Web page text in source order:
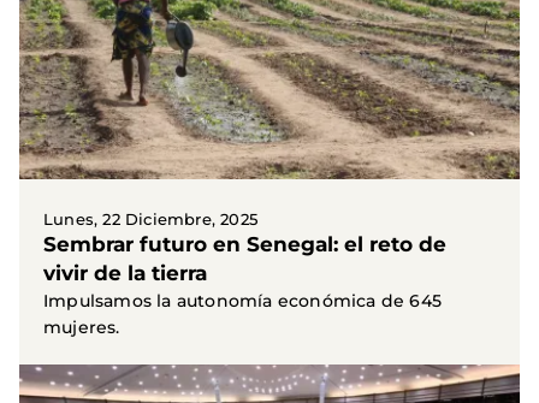
Lunes, 22 Diciembre, 2025
Sembrar futuro en Senegal: el reto de
vivir de la tierra
Impulsamos la autonomía económica de 645
mujeres.